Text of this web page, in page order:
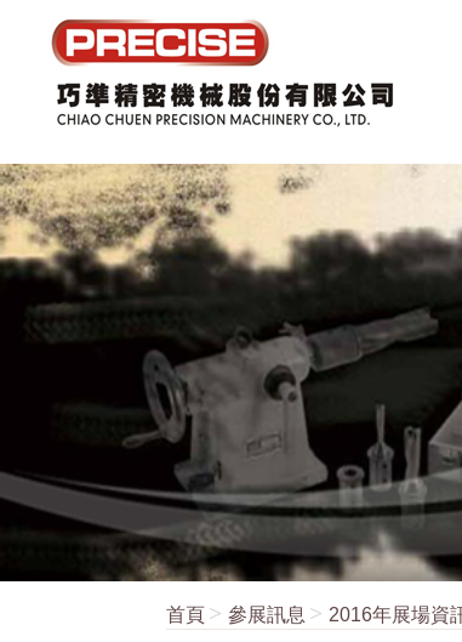
首頁 參展訊息 2016年展場資